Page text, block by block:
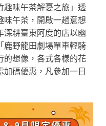
趣味午茶解憂之旅」透
味午茶，開啟一趟意想
深耕臺東阿度的店以幽
鹿野龍田劇場單車輕騎
的想像，各式各樣的花
加碼優惠，凡參加一日